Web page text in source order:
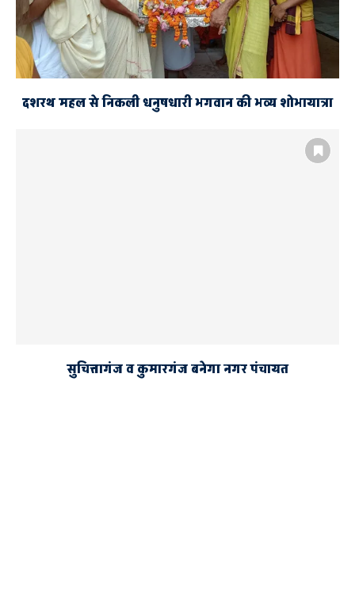
दशरथ महल से निकली धनुषधारी भगवान की भव्य शोभायात्रा
सुचित्तागंज व कुमारगंज बनेगा नगर पंचायत